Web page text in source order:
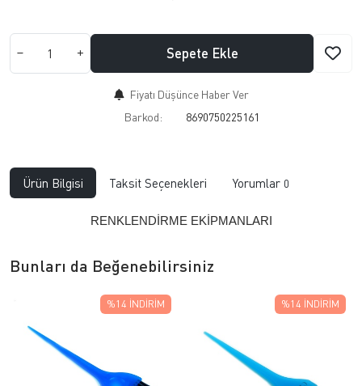
Sepete Ekle
Fiyatı Düşünce Haber Ver
Barkod:
8690750225161
Ürün Bilgisi Taksit Seçenekleri Yorumlar 0
RENKLENDİRME EKİPMANLARI
Bunları da Beğenebilirsiniz
%14 İNDIRIM %14 İNDIRIM